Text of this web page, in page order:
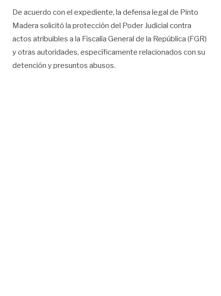
De acuerdo con el expediente, la defensa legal de Pinto
Madera solicitó la protección del Poder Judicial contra
actos atribuibles a la Fiscalía General de la República (FGR)
y otras autoridades, específicamente relacionados con su
detención y presuntos abusos.